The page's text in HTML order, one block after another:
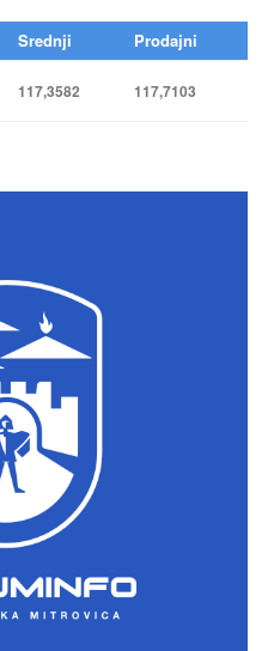
Srednji Prodajni
117,3582 117,7103